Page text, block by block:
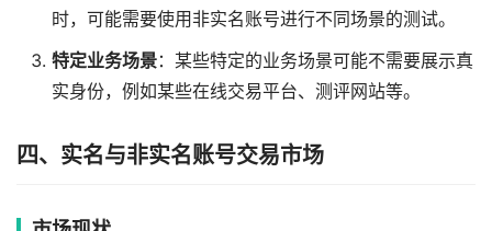
时，可能需要使用非实名账号进行不同场景的测试。
特定业务场景：某些特定的业务场景可能不需要展示真
实身份，例如某些在线交易平台、测评网站等。
四、实名与非实名账号交易市场